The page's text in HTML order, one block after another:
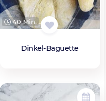
40 Min.
Dinkel-Baguette